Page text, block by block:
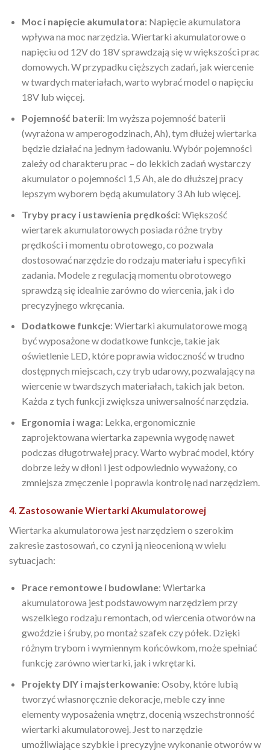
Moc i napięcie akumulatora: Napięcie akumulatora
wpływa na moc narzędzia. Wiertarki akumulatorowe o
napięciu od 12V do 18V sprawdzają się w większości prac
domowych. W przypadku cięższych zadań, jak wiercenie
w twardych materiałach, warto wybrać model o napięciu
18V lub więcej.
Pojemność baterii: Im wyższa pojemność baterii
(wyrażona w amperogodzinach, Ah), tym dłużej wiertarka
będzie działać na jednym ładowaniu. Wybór pojemności
zależy od charakteru prac – do lekkich zadań wystarczy
akumulator o pojemności 1,5 Ah, ale do dłuższej pracy
lepszym wyborem będą akumulatory 3 Ah lub więcej.
Tryby pracy i ustawienia prędkości: Większość
wiertarek akumulatorowych posiada różne tryby
prędkości i momentu obrotowego, co pozwala
dostosować narzędzie do rodzaju materiału i specyfiki
zadania. Modele z regulacją momentu obrotowego
sprawdzą się idealnie zarówno do wiercenia, jak i do
precyzyjnego wkręcania.
Dodatkowe funkcje: Wiertarki akumulatorowe mogą
być wyposażone w dodatkowe funkcje, takie jak
oświetlenie LED, które poprawia widoczność w trudno
dostępnych miejscach, czy tryb udarowy, pozwalający na
wiercenie w twardszych materiałach, takich jak beton.
Każda z tych funkcji zwiększa uniwersalność narzędzia.
Ergonomia i waga: Lekka, ergonomicznie
zaprojektowana wiertarka zapewnia wygodę nawet
podczas długotrwałej pracy. Warto wybrać model, który
dobrze leży w dłoni i jest odpowiednio wyważony, co
zmniejsza zmęczenie i poprawia kontrolę nad narzędziem.
4. Zastosowanie Wiertarki Akumulatorowej
Wiertarka akumulatorowa jest narzędziem o szerokim
zakresie zastosowań, co czyni ją nieocenioną w wielu
sytuacjach:
Prace remontowe i budowlane: Wiertarka
akumulatorowa jest podstawowym narzędziem przy
wszelkiego rodzaju remontach, od wiercenia otworów na
gwoździe i śruby, po montaż szafek czy półek. Dzięki
różnym trybom i wymiennym końcówkom, może spełniać
funkcję zarówno wiertarki, jak i wkrętarki.
Projekty DIY i majsterkowanie: Osoby, które lubią
tworzyć własnoręcznie dekoracje, meble czy inne
elementy wyposażenia wnętrz, docenią wszechstronność
wiertarki akumulatorowej. Jest to narzędzie
umożliwiające szybkie i precyzyjne wykonanie otworów w